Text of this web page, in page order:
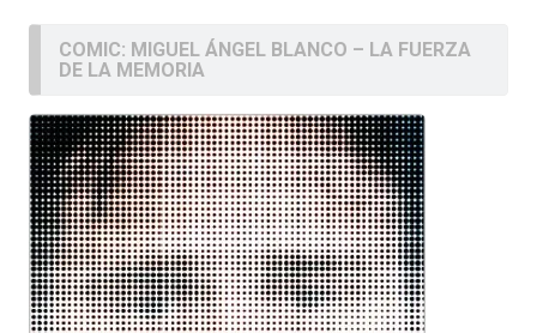
COMIC: MIGUEL ÁNGEL BLANCO – LA FUERZA
DE LA MEMORIA